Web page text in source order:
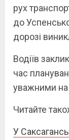
рух
до
дорозі
Водіїв
час
уважними на
Читайте
У